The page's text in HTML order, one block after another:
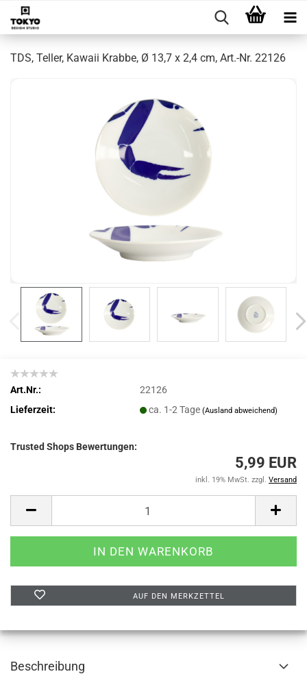
TDS, Teller, Kawaii Krabbe, Ø 13,7 x 2,4 cm, Art.-Nr. 22126
Art.Nr.:
22126
Lieferzeit:
ca. 1-2 Tage(Ausland abweichend)
Trusted Shops Bewertungen:
5,99 EUR
inkl. 19% MwSt. zzgl. Versand
AUF DEN MERKZETTEL
Beschreibung